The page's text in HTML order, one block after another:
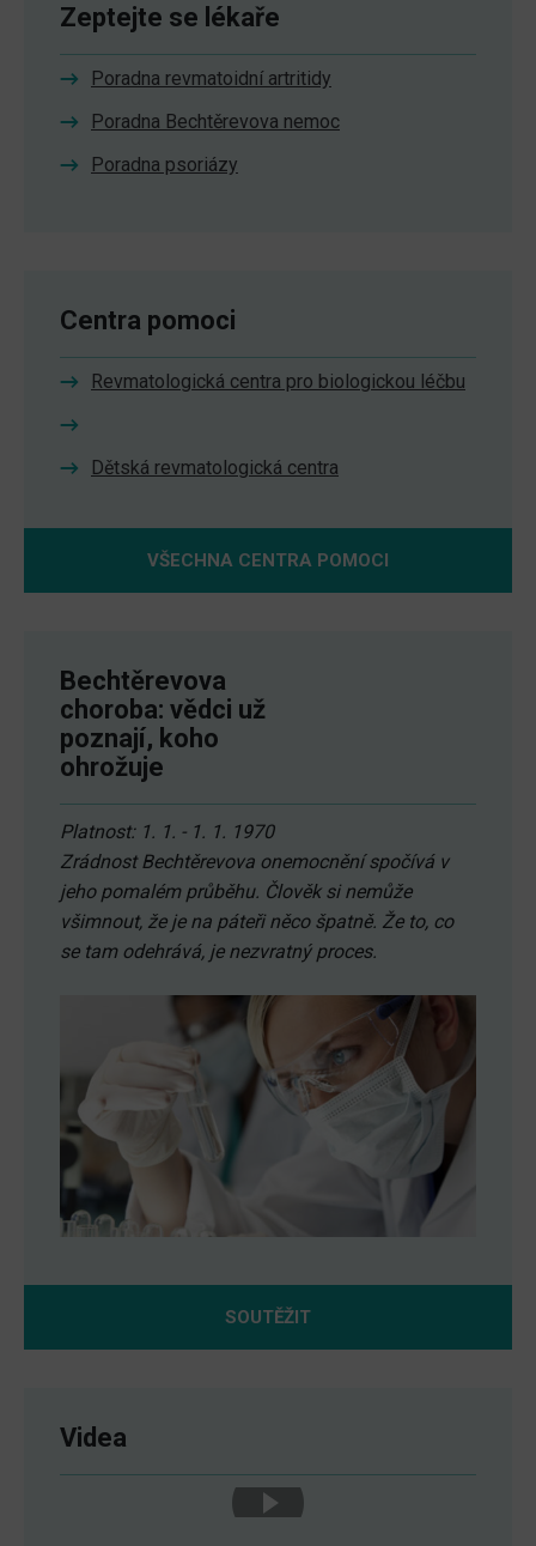
Zeptejte se lékaře
Poradna revmatoidní artritidy
Poradna Bechtěrevova nemoc
Poradna psoriázy
Centra pomoci
Revmatologická centra pro biologickou léčbu
Dětská revmatologická centra
VŠECHNA CENTRA POMOCI
Bechtěrevova
choroba: vědci už
poznají, koho
ohrožuje
Platnost: 1. 1. - 1. 1. 1970
Zrádnost Bechtěrevova onemocnění spočívá v
jeho pomalém průběhu. Člověk si nemůže
všimnout, že je na páteři něco špatně. Že to, co
se tam odehrává, je nezvratný proces.
SOUTĚŽIT
Videa